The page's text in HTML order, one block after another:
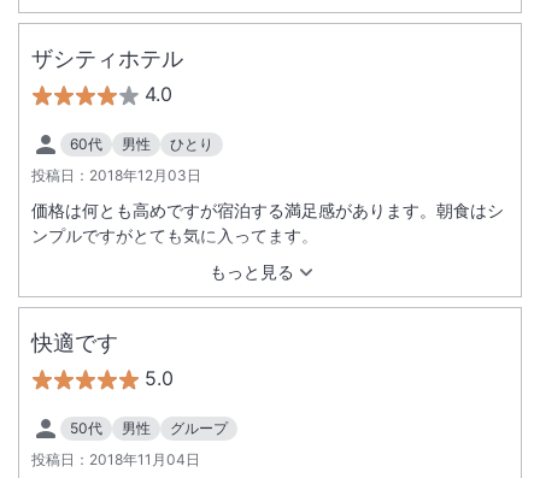
ザシティホテル
4.0
60代 男性
ひとり
投稿日： 2018年12月03日
もっと見る
価格は何とも高めですが宿泊する満足感があります。朝食はシ
ンプルですがとても気に入ってます。
快適です
5.0
50代 男性
グループ
投稿日： 2018年11月04日